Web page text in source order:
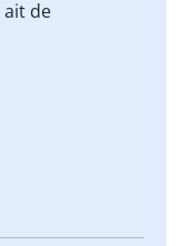
ait de